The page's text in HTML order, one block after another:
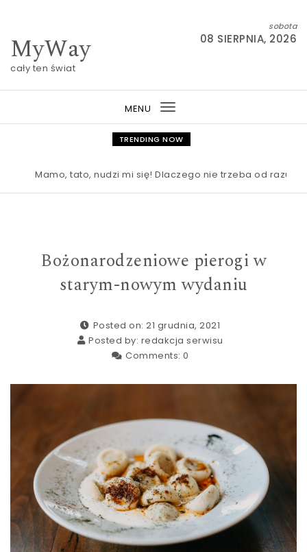
MyWay
cały ten świat
sobota
08 SIERPNIA, 2026
MENU
Toggle
navigation
TRENDING NOW
Mamo, tato, nudzi mi się! Dlaczego nie trzeba od razu
Bożonarodzeniowe pierogi w
starym-nowym wydaniu
Posted on: 21 grudnia, 2021
Posted by: redakcja serwisu
Comments: 0